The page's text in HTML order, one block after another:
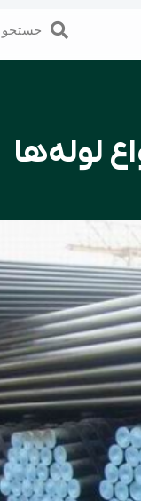
جستجوجستجو
لوله‌ها